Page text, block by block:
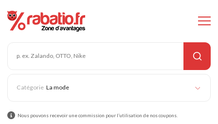
La mode
Nous pouvons recevoir une commission pour l’utilisation de nos coupons.